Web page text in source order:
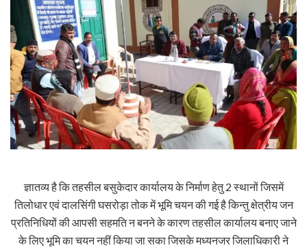
ज्ञातव्य है कि तहसील बसुकेदार कार्यालय के निर्माण हेतु 2 स्थानों जिसमें
तिलोधार एवं दालसिंगी घसरोड़ा तोक में भूमि चयन की गई है किन्तु क्षेत्रीय जन
प्रतिनिधियों की आपसी सहमति न बनने के कारण तहसील कार्यालय बनाए जाने
के लिए भूमि का चयन नहीं किया जा सका जिसके मध्यनजर जिलाधिकारी ने